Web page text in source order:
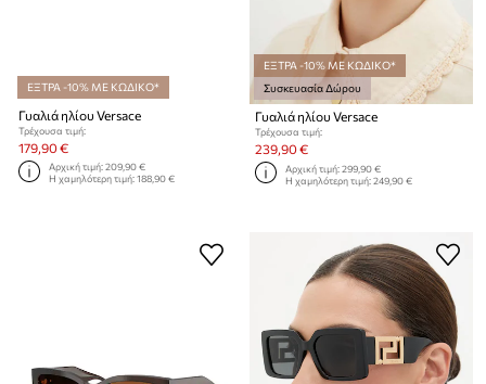
ΕΞΤΡΑ -10% ΜΕ ΚΩΔΙΚΟ*
Γυαλιά ηλίου Versace
Τρέχουσα τιμή:
179,90 €
Αρχική τιμή:209,90 €
Η χαμηλότερη τιμή:188,90 €
ΕΞΤΡΑ -10% ΜΕ ΚΩΔΙΚΟ*
Συσκευασία Δώρου
Γυαλιά ηλίου Versace
Τρέχουσα τιμή:
239,90 €
Αρχική τιμή:299,90 €
Η χαμηλότερη τιμή:249,90 €